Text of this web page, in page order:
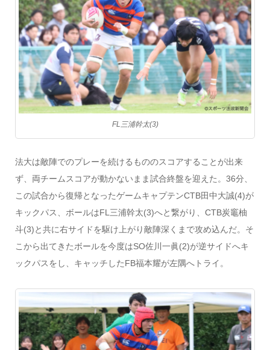
FL三浦幹太(3)
法大は敵陣でのプレーを続けるもののスコアすることが出来
ず、両チームスコアが動かないまま試合終盤を迎えた。36分、
この試合から復帰となったゲームキャプテンCTB田中大誠(4)が
キックパス、ボールはFL三浦幹太(3)へと繋がり、CTB炭竈柚
斗(3)と共に右サイドを駆け上がり敵陣深くまで攻め込んだ。そ
こから出てきたボールを今度はSO佐川一眞(2)が逆サイドへキ
ックパスをし、キャッチしたFB福本耀が左隅へトライ。